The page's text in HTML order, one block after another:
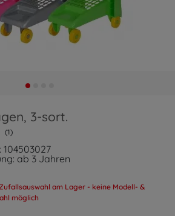
3-sort.
(1)
ab 3 Jahren
am Lager - keine Modell- &
möglich